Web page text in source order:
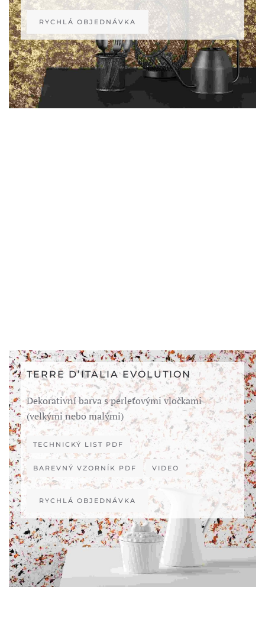
RYCHLÁ OBJEDNÁVKA
TERRE D’ITALIA EVOLUTION
Dekorativní barva s perleťovými vločkami
(velkými nebo malými)
TECHNICKÝ LIST PDF
BAREVNÝ VZORNÍK PDF VIDEO
RYCHLÁ OBJEDNÁVKA